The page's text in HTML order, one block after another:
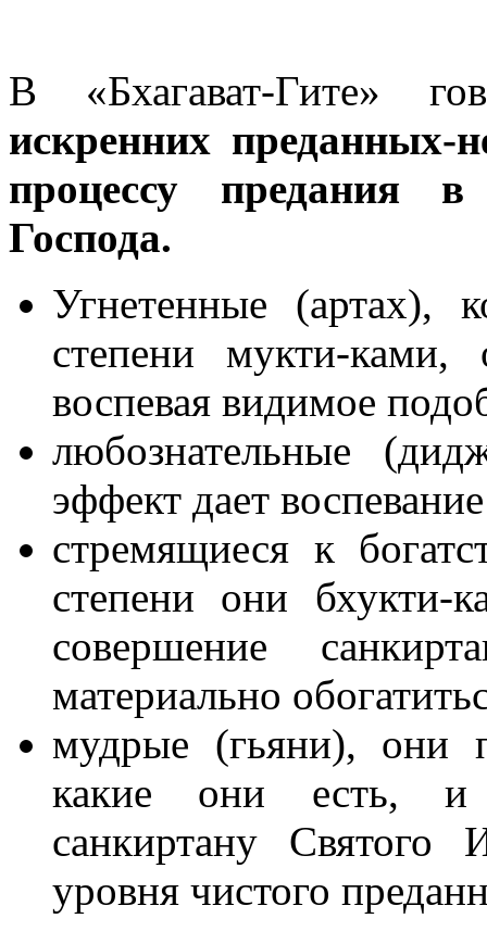
В «Бхагават-Гите»
искренних преданных-
процессу предания
Господа.
Угнетенные (артах),
степени мукти-
воспевая видимое
любознательные
эффект дает
стремящиеся к
степени они бхукти-
совершение
материально
мудрые (гьяни), они
какие они есть, и
санкиртану Святого
уровня чистого